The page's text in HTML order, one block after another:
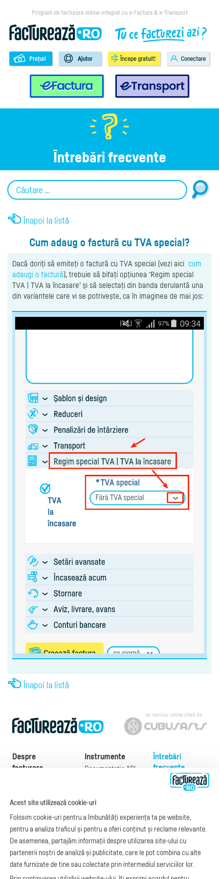
Program de facturare online integrat cu e-Factura & e-Transport
e-Factura e-Transport
Prețuri Ajutor Începe gratuit! Conectare
Întrebări frecvente
Înapoi la listă
Cum adaug o factură cu TVA special?
Dacă doriți să emiteți o factură cu TVA special (vezi aici cum
adaugi o factură), trebuie să bifați opțiunea ‘Regim special
TVA | TVA la încasare’ și să selectați din banda derulantă una
din variantele care vi se potrivește, ca în imaginea de mai jos:
Înapoi la listă
Despre
facturare
Exemple de facturi
Model factură
Manual de
facturare
Legislaţie facturi
Facturare online
blog.factureaza.ro
Instrumente
Documentație API
e-Factura B2C
API e-Factura
e-Transport
Integrare Stripe
Integrare
SmartFintech
Integrare PrestaShop
Întrebări
frecvente
Despre noi
Acest site utilizează cookie-uri
Folosim cookie-uri pentru a îmbunătăți experiența ta pe website,
pentru a analiza traficul și pentru a oferi conținut și reclame relevante.
De asemenea, partajăm informații despre utilizarea site-ului cu
partenerii noștri de analiză și publicitate, care le pot combina cu alte
date furnizate de tine sau colectate prin intermediul serviciilor lor.